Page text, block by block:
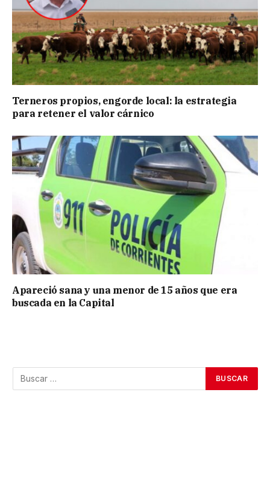
Terneros propios, engorde local: la estrategia
para retener el valor cárnico
Apareció sana y una menor de 15 años que era
buscada en la Capital